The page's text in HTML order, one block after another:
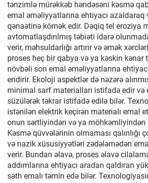
tənzimlə mürəkkəb həndəsəni kəsmə
emal əməliyyatlarına ehtiyacı azaldaraq
qənaətinə kömək edir. Dəqiq tel eroziya
avtomatlaşdırılmış təbiəti idarə
verir, məhsuldarlığı artırır və əmək
proses heç bir qabya və ya kəskin kənar
növbəli son emal əməliyyatlarına
endirir. Ekoloji aspektlər də nəzərə
minimal sarf materialları istifadə edir və
süzülərək təkrar istifadə edilə bilər.
istənilən elektrik keçirən materialı emal
onun sərtliyindən və ya möhkəmliyindən
Kəsmə qüvvələrinin olmaması qalınlığı
və nazik xüsusiyyətləri zədələmədən
verir. Bundan əlavə, proses əlavə
addımlarına ehtiyacı aradan qaldıran
səth emalı təmin edə bilər.